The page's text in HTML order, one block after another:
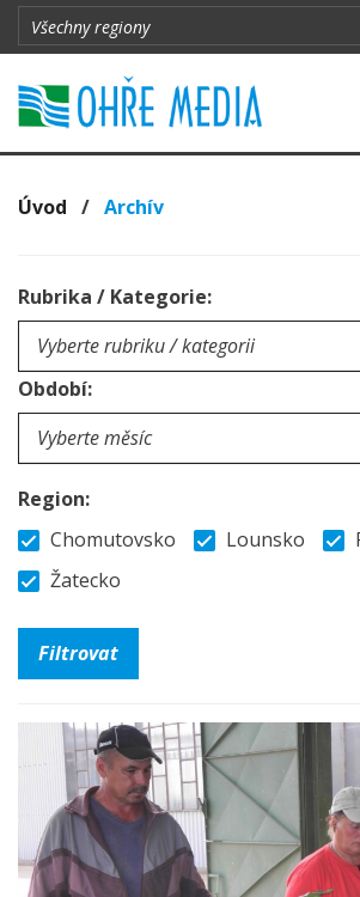
Úvod / Archív
Rubrika / Kategorie:
Období:
Region:
Chomutovsko
Lounsko
Žatecko